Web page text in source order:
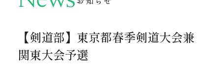
【剣道部】東京都春季剣道大会兼
関東大会予選